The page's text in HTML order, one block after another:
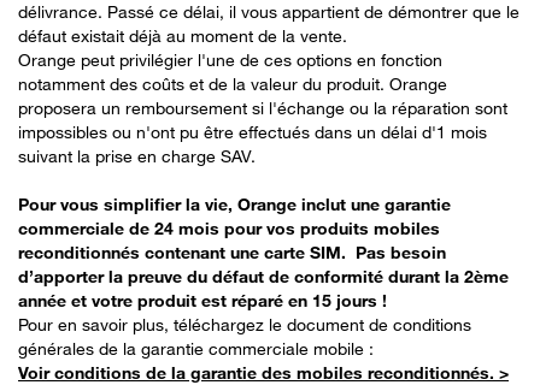
délivrance. Passé ce délai, il vous appartient de démontrer que le
défaut existait déjà au moment de la vente​.
Orange peut privilégier l'une de ces options en fonction
notamment des coûts et de la valeur du produit. Orange
proposera un remboursement si l'échange ou la réparation sont
impossibles ou n'ont pu être effectués dans un délai d'1 mois
suivant la prise en charge SAV.​
Pour vous simplifier la vie, Orange inclut une garantie
commerciale de 24 mois pour vos produits mobiles
reconditionnés contenant une carte SIM. Pas besoin
d’apporter la preuve du défaut de conformité​ durant la 2ème
année et votre produit est réparé en 15 jours !
Pour en savoir plus, téléchargez le document de conditions
générales de la garantie commerciale mobile : ​
Voir conditions de la garantie des mobiles reconditionnés. >